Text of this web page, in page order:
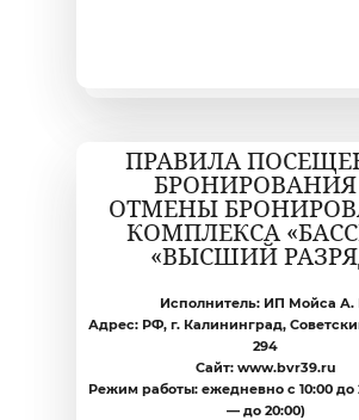
ПРАВИЛА
ОТМЕНЫ
КОМПЛЕКСА
«ВЫСШИЙ
Исполнитель: ИП Мойса А.
Адрес: РФ, г. Калининград,
294
Сайт: www.bvr39.ru
Режим работы: ежедневно с 10:00 до
— до 20:00)